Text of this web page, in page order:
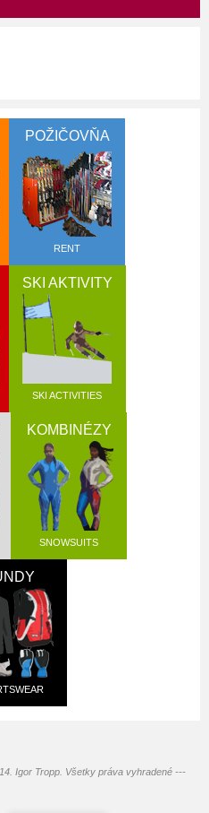
POŽIČOVŇA
RENT
SKI AKTIVITY
SKI ACTIVITIES
KOMBINÉZY
SNOWSUITS
Igor Tropp. Všetky práva vyhradené ---